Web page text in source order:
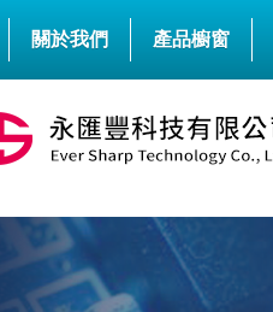
關於我們 產品櫥窗